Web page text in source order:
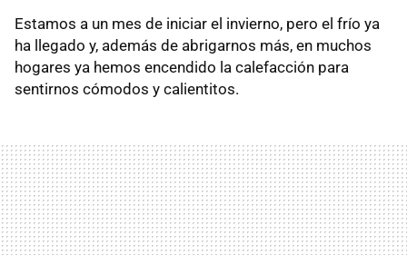
Estamos a un mes de iniciar el invierno, pero el frío ya
ha llegado y, además de abrigarnos más, en muchos
hogares ya hemos encendido la calefacción para
sentirnos cómodos y calientitos.